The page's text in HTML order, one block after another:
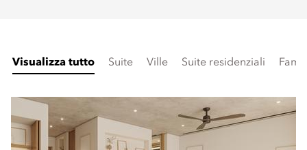
Visualizza tutto Suite Ville Suite residenziali